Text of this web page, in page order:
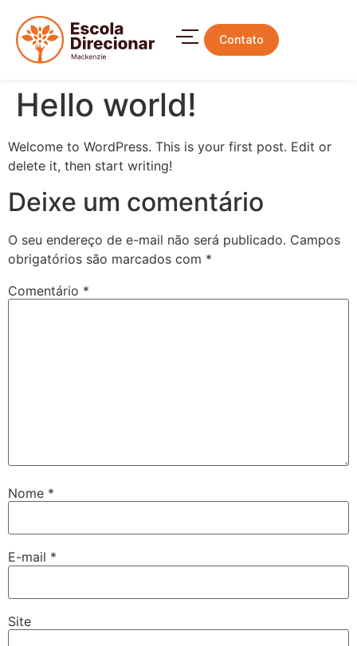
Contato
Hello world!
Welcome to WordPress. This is your first post. Edit or
delete it, then start writing!
Deixe um comentário
O seu endereço de e-mail não será publicado. Campos
obrigatórios são marcados com *
Comentário *
Nome *
E-mail *
Site